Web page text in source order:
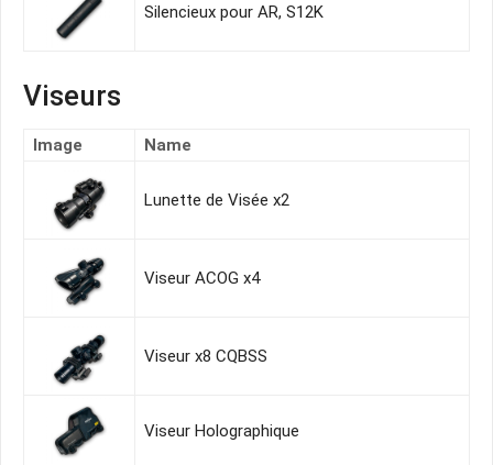
Silencieux pour AR, S12K
Viseurs
Image Name
Lunette de Visée x2
Viseur ACOG x4
Viseur x8 CQBSS
Viseur Holographique